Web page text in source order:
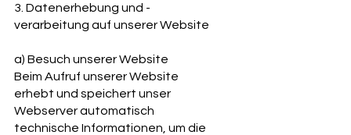
3. Datenerhebung und -
verarbeitung auf unserer Website
a) Besuch unserer Website
Beim Aufruf unserer Website
erhebt und speichert unser
Webserver automatisch
technische Informationen, um die